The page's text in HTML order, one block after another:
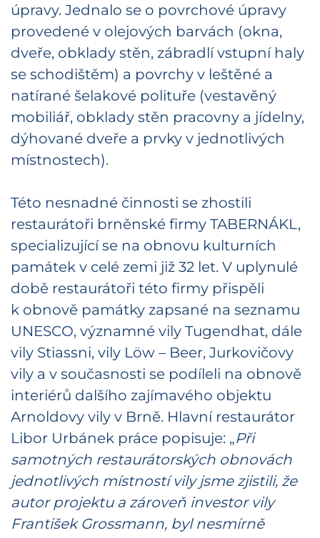
úpravy. Jednalo se o povrchové úpravy
provedené v olejových barvách (okna,
dveře, obklady stěn, zábradlí vstupní haly
se schodištěm) a povrchy v leštěné a
natírané šelakové polituře (vestavěný
mobiliář, obklady stěn pracovny a jídelny,
dýhované dveře a prvky v jednotlivých
místnostech).
Této nesnadné činnosti se zhostili
restaurátoři brněnské firmy TABERNÁKL,
specializující se na obnovu kulturních
památek v celé zemi již 32 let. V uplynulé
době restaurátoři této firmy přispěli
k obnově památky zapsané na seznamu
UNESCO, významné vily Tugendhat, dále
vily Stiassni, vily Löw – Beer, Jurkovičovy
vily a v současnosti se podíleli na obnově
interiérů dalšího zajímavého objektu
Arnoldovy vily v Brně. Hlavní restaurátor
Libor Urbánek práce popisuje: „Při
samotných restaurátorských obnovách
jednotlivých místností vily jsme zjistili, že
autor projektu a zároveň investor vily
František Grossmann, byl nesmírně